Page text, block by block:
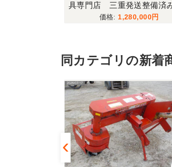
具専門店 三重発送整備済
1,280,000
同カテゴリの新着